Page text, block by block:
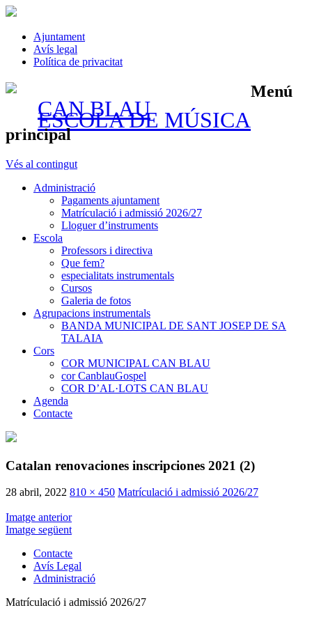
Ajuntament
Avís legal
Política de privacitat
CAN BLAU
ESCOLA DE MÚSICA
Menú
principal
Vés al contingut
Administració
Pagaments ajuntament
Matrículació i admissió 2026/27
Lloguer d’instruments
Escola
Professors i directiva
Que fem?
especialitats instrumentals
Cursos
Galeria de fotos
Agrupacions instrumentals
BANDA MUNICIPAL DE SANT JOSEP DE SA
TALAIA
Cors
COR MUNICIPAL CAN BLAU
cor CanblauGospel
COR D’AL·LOTS CAN BLAU
Agenda
Contacte
Catalan renovaciones inscripciones 2021 (2)
28 abril, 2022 810 × 450 Matrículació i admissió 2026/27
Imatge anterior
Imatge següent
Contacte
Avís Legal
Administració
Matrículació i admissió 2026/27